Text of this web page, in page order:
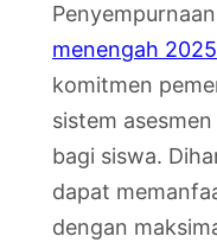
menengah 2025
komitmen
sistem
bagi siswa.
dapat
dengan